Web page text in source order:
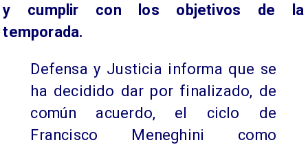
y cumplir con los objetivos de la
temporada.
Defensa y Justicia informa que se
ha decidido dar por finalizado, de
común acuerdo, el ciclo de
Francisco Meneghini como